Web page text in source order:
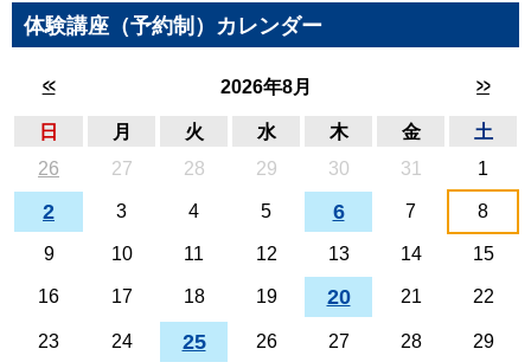
体験講座（予約制）カレンダー
<< 2026年8月 >>
日 月 火 水 木 金
土
26
27 28 29 30 31 1
2 3 4 5 6 7 8
9 10 11 12 13 14 15
16 17 18 19 20 21 22
23 24 25 26 27 28 29